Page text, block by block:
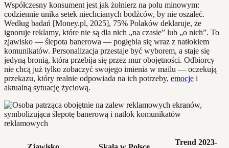
Współczesny konsument jest jak żołnierz na polu minowym:
codziennie unika setek niechcianych bodźców, by nie oszaleć.
Według badań [Money.pl, 2025], 75% Polaków deklaruje, że
ignoruje reklamy, które nie są dla nich „na czasie” lub „o nich”. To
zjawisko — ślepota banerowa — pogłębia się wraz z natłokiem
komunikatów. Personalizacja przestaje być wyborem, a staje się
jedyną bronią, która przebija się przez mur obojętności. Odbiorcy
nie chcą już tylko zobaczyć swojego imienia w mailu — oczekują
przekazu, który realnie odpowiada na ich potrzeby, emocje i
aktualną sytuację życiową.
Trend 2023-